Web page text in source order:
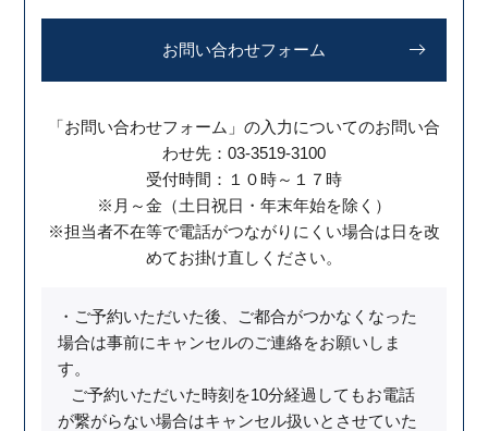
お問い合わせフォーム
「お問い合わせフォーム」の入力についてのお問い合
わせ先 ：03-3519-3100
受付時間：１０時～１７時
※月～金（土日祝日・年末年始を除く）
※担当者不在等で電話がつながりにくい場合は日を改
めてお掛け直しください。
・ご予約いただいた後、ご都合がつかなくなった
場合は事前にキャンセルのご連絡をお願いしま
す。
ご予約いただいた時刻を10分経過してもお電話
が繋がらない場合はキャンセル扱いとさせていた